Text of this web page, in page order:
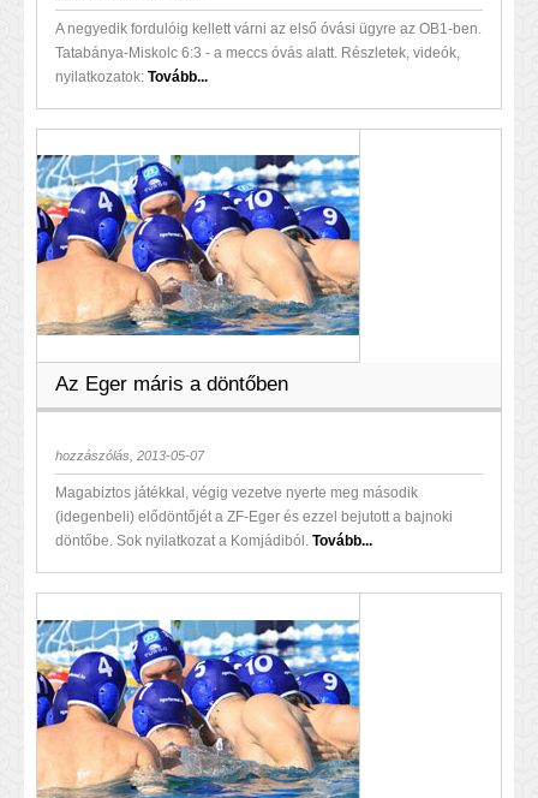
A negyedik fordulóig kellett várni az első óvási ügyre az OB1-ben.
Tatabánya-Miskolc 6:3 - a meccs óvás alatt. Részletek, videók,
nyilatkozatok: Tovább...
Az Eger máris a döntőben
hozzászólás, 2013-05-07
Magabiztos játékkal, végig vezetve nyerte meg második
(idegenbeli) elődöntőjét a ZF-Eger és ezzel bejutott a bajnoki
döntőbe. Sok nyilatkozat a Komjádiból. Tovább...